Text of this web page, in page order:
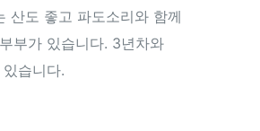
산도 좋고 파도소리와 함께
부가 있습니다. 3년차와
습니다.